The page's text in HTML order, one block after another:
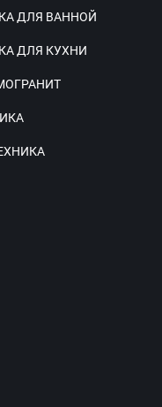
ДЛЯ ВАННОЙ
ДЛЯ КУХНИ